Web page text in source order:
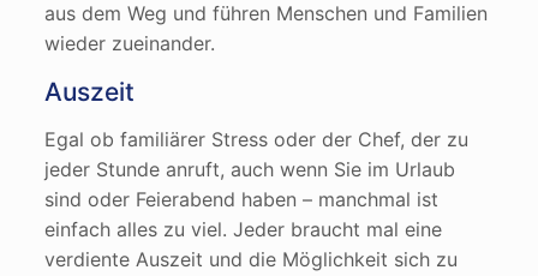
aus dem Weg und führen Menschen und Familien
wieder zueinander.
Auszeit
Egal ob familiärer Stress oder der Chef, der zu
jeder Stunde anruft, auch wenn Sie im Urlaub
sind oder Feierabend haben – manchmal ist
einfach alles zu viel. Jeder braucht mal eine
verdiente Auszeit und die Möglichkeit sich zu